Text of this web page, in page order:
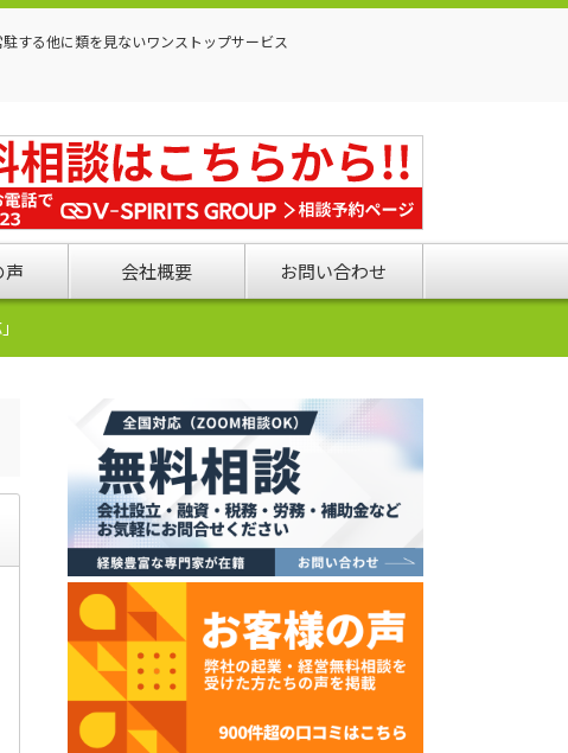
する他に類を見ないワンストップサービス
声 会社概要 お問い合わせ